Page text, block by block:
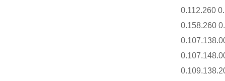
0.112.260
0.158.260